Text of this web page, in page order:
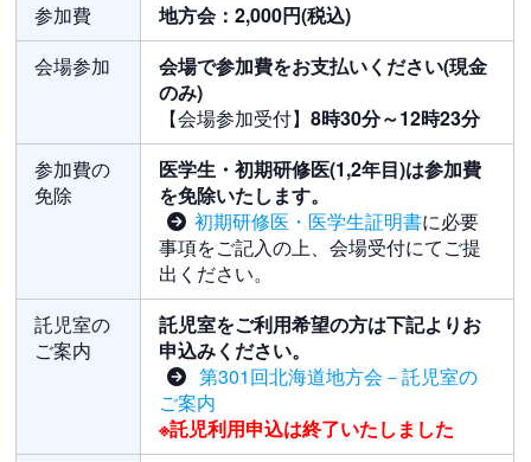
参加費
地方会：2,000円(税込)
会場参加
会場で参加費をお支払いください(現金
のみ)
【会場参加受付】8時30分～12時23分
参加費の
免除
医学生・初期研修医(1,2年目)は参加費
を免除いたします。
初期研修医・医学生証明書に必要
事項をご記入の上、会場受付にてご提
出ください。
託児室の
ご案内
託児室をご利用希望の方は下記よりお
申込みください。
第301回北海道地方会－託児室の
ご案内
※託児利用申込は終了いたしました